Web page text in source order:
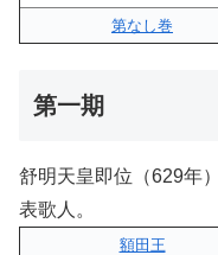
第なし巻
第一期
舒明天皇即位（629年
表歌人。
額田王